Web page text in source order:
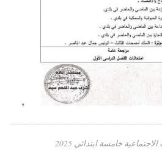
خامسة ابتدائي 2025